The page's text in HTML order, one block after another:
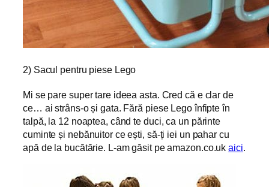
2) Sacul pentru piese Lego
Mi se pare super tare ideea asta. Cred că e clar de
ce… ai strâns-o și gata. Fără piese Lego înfipte în
talpă, la 12 noaptea, când te duci, ca un părinte
cuminte și nebănuitor ce ești, să-ți iei un pahar cu
apă de la bucătărie. L-am găsit pe amazon.co.ukaici